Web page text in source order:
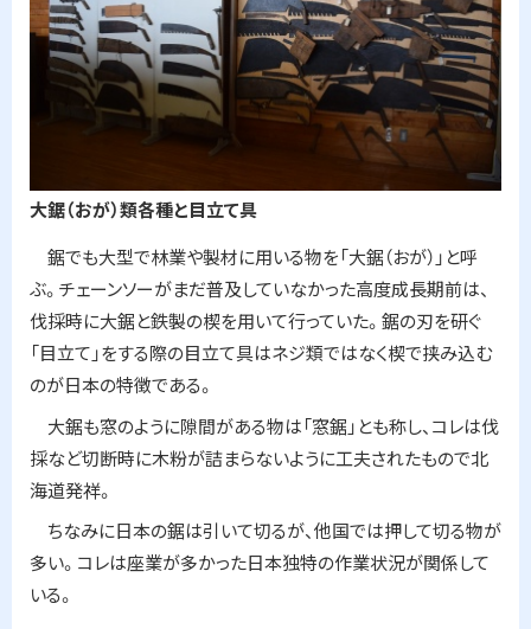
大鋸（おが）類各種と目立て具
鋸でも大型で林業や製材に用いる物を「大鋸（おが）」と呼
ぶ。チェーンソーがまだ普及していなかった高度成長期前は、
伐採時に大鋸と鉄製の楔を用いて行っていた。鋸の刃を研ぐ
「目立て」をする際の目立て具はネジ類ではなく楔で挟み込む
のが日本の特徴である。
大鋸も窓のように隙間がある物は「窓鋸」とも称し、コレは伐
採など切断時に木粉が詰まらないように工夫されたもので北
海道発祥。
ちなみに日本の鋸は引いて切るが、他国では押して切る物が
多い。コレは座業が多かった日本独特の作業状況が関係して
いる。